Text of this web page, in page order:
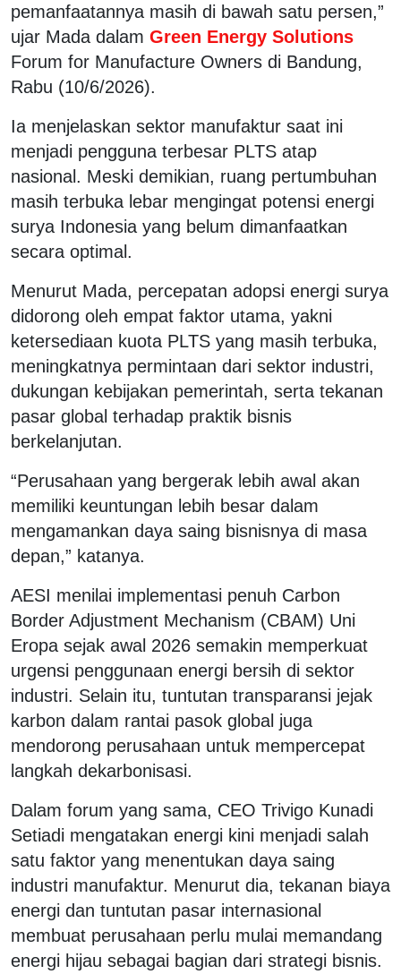
pemanfaatannya masih di bawah satu persen,”
ujar Mada dalam Green Energy Solutions
Forum for Manufacture Owners di Bandung,
Rabu (10/6/2026).
Ia menjelaskan sektor manufaktur saat ini
menjadi pengguna terbesar PLTS atap
nasional. Meski demikian, ruang pertumbuhan
masih terbuka lebar mengingat potensi energi
surya Indonesia yang belum dimanfaatkan
secara optimal.
Menurut Mada, percepatan adopsi energi surya
didorong oleh empat faktor utama, yakni
ketersediaan kuota PLTS yang masih terbuka,
meningkatnya permintaan dari sektor industri,
dukungan kebijakan pemerintah, serta tekanan
pasar global terhadap praktik bisnis
berkelanjutan.
“Perusahaan yang bergerak lebih awal akan
memiliki keuntungan lebih besar dalam
mengamankan daya saing bisnisnya di masa
depan,” katanya.
AESI menilai implementasi penuh Carbon
Border Adjustment Mechanism (CBAM) Uni
Eropa sejak awal 2026 semakin memperkuat
urgensi penggunaan energi bersih di sektor
industri. Selain itu, tuntutan transparansi jejak
karbon dalam rantai pasok global juga
mendorong perusahaan untuk mempercepat
langkah dekarbonisasi.
Dalam forum yang sama, CEO Trivigo Kunadi
Setiadi mengatakan energi kini menjadi salah
satu faktor yang menentukan daya saing
industri manufaktur. Menurut dia, tekanan biaya
energi dan tuntutan pasar internasional
membuat perusahaan perlu mulai memandang
energi hijau sebagai bagian dari strategi bisnis.